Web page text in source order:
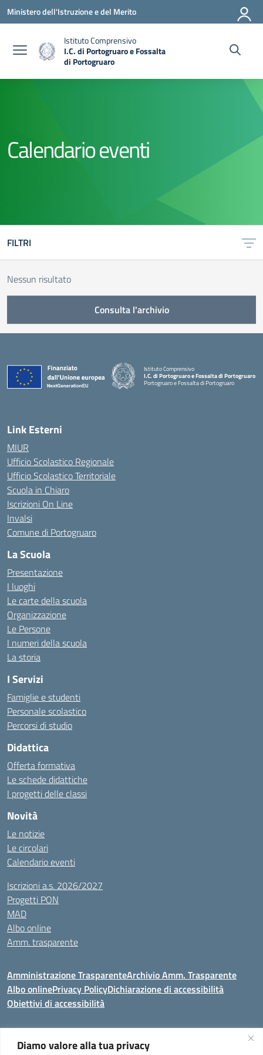
Diamo valore alla tua privacy
Vai ai contenuti
Vai al menu di navigazione
Vai al footer
Ministero dell'Istruzione e del Merito
Istituto Comprensivo
I.C. di Portogruaro e Fossalta
di Portogruaro
Calendario eventi
FILTRI
Nessun risultato
Consulta l'archivio
Istituto Comprensivo
I.C. di Portogruaro e Fossalta di Portogruaro
Portogruaro e Fossalta di Portogruaro
— Visita la pagina iniziale della scuola
Link Esterni
MIUR
Ufficio Scolastico Regionale
Ufficio Scolastico Territoriale
Scuola in Chiaro
Iscrizioni On Line
Invalsi
Comune di Portogruaro
La Scuola
Presentazione
I luoghi
Le carte della scuola
Organizzazione
Le Persone
I numeri della scuola
La storia
I Servizi
Famiglie e studenti
Personale scolastico
Percorsi di studio
Didattica
Offerta formativa
Le schede didattiche
I progetti delle classi
Novità
Le notizie
Le circolari
Calendario eventi
Iscrizioni a.s. 2026/2027
Progetti PON
MAD
Albo online
Amm. trasparente
Amministrazione TrasparenteArchivio Amm. Trasparente
Albo onlinePrivacy PolicyDichiarazione di accessibilità
Obiettivi di accessibilità
Codice meccanografico:VEIC859007